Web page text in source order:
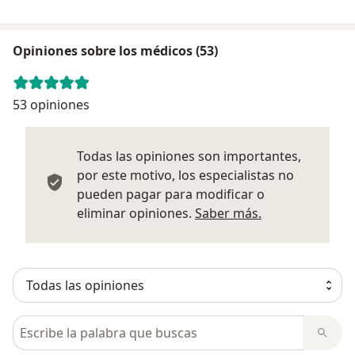
Opiniones sobre los médicos (53)
53 opiniones
Todas las opiniones son importantes,
por este motivo, los especialistas no
pueden pagar para modificar o
eliminar opiniones. Saber más.
Busca en opiniones